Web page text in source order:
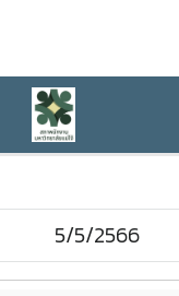
รมของหน่
รมของหน่วยงาน